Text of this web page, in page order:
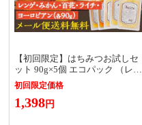
【初回限定】はちみつお試しセ
ット 90g×5個 エコパック （レン
ゲ・みかん・百花・ライチ・ヨ
ーロピアン） メール便 送料無料
蜂蜜専門店 かの蜂 生はちみつ
初回限定価格
1,398円